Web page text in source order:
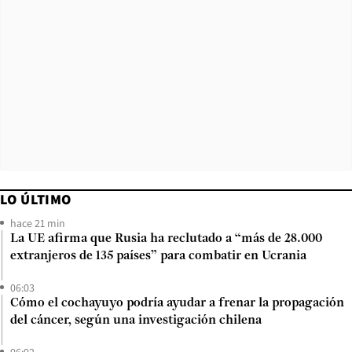
LO ÚLTIMO
hace 21 min
La UE afirma que Rusia ha reclutado a “más de 28.000
extranjeros de 135 países” para combatir en Ucrania
06:03
Cómo el cochayuyo podría ayudar a frenar la propagación
del cáncer, según una investigación chilena